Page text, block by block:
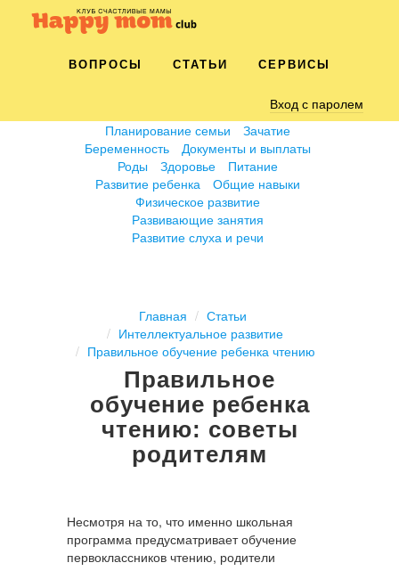
ВОПРОСЫ СТАТЬИ СЕРВИСЫ
Вход с паролем
Планирование семьи
Зачатие
Беременность
Документы и выплаты
Роды
Здоровье
Питание
Развитие ребенка
Общие навыки
Физическое развитие
Развивающие занятия
Развитие слуха и речи
Главная
Статьи
Интеллектуальное развитие
Правильное обучение ребенка чтению
Правильное
обучение ребенка
чтению: советы
родителям
Несмотря на то, что именно школьная
программа предусматривает обучение
первоклассников чтению, родители